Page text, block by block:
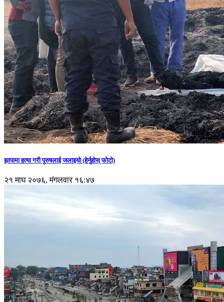
झापामा हत्या गरी पुरुषलाई जलाइयो (हेर्नुहाेस् फाेटाे)
२१ माघ २०७६, मंगलवार १६:४७